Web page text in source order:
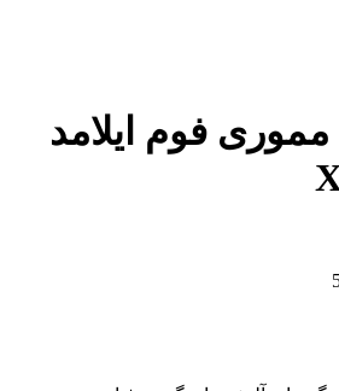
فوم ایلامد